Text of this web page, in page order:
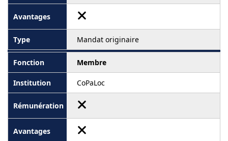
Mandat originaire
Membre
CoPaLoc